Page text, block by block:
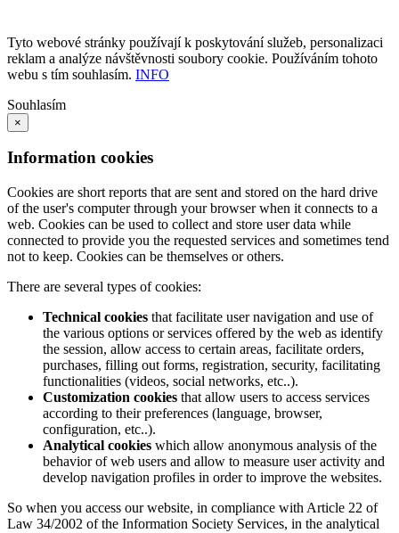
Tyto webové stránky používají k poskytování služeb, personalizaci
reklam a analýze návštěvnosti soubory cookie. Používáním tohoto
webu s tím souhlasím. INFO
Souhlasím
×
Information cookies
Cookies are short reports that are sent and stored on the hard drive
of the user's computer through your browser when it connects to a
web. Cookies can be used to collect and store user data while
connected to provide you the requested services and sometimes tend
not to keep. Cookies can be themselves or others.
There are several types of cookies:
Technical cookies that facilitate user navigation and use of
the various options or services offered by the web as identify
the session, allow access to certain areas, facilitate orders,
purchases, filling out forms, registration, security, facilitating
functionalities (videos, social networks, etc..).
Customization cookies that allow users to access services
according to their preferences (language, browser,
configuration, etc..).
Analytical cookies which allow anonymous analysis of the
behavior of web users and allow to measure user activity and
develop navigation profiles in order to improve the websites.
So when you access our website, in compliance with Article 22 of
Law 34/2002 of the Information Society Services, in the analytical